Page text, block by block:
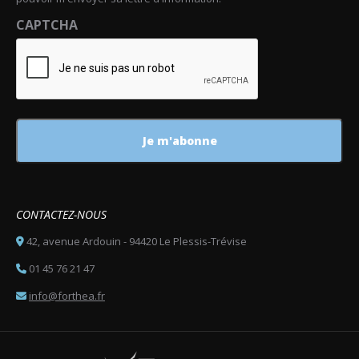
CAPTCHA
CONTACTEZ-NOUS
42, avenue Ardouin - 94420 Le Plessis-Trévise
01 45 76 21 47
info@forthea.fr